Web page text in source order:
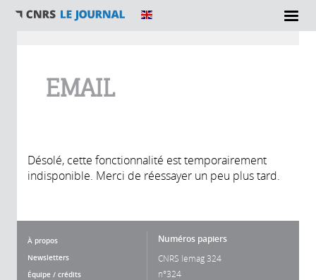
EMAIL
Désolé, cette fonctionnalité est temporairement
indisponible. Merci de réessayer un peu plus tard.
À propos
Newsletters
Équipe / crédits
Numéros papiers
CNRS lemag 324
n°324